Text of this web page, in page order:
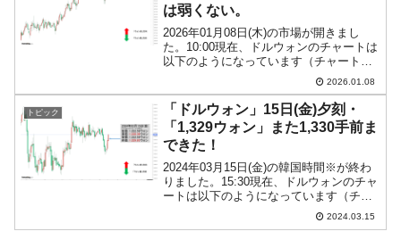
は弱くない。
2026年01月08日(木)の市場が開きまし
た。10:00現在、ドルウォンのチャートは
以下のようになっています（チャートは
『Investing.com』より引用）。これから
ローソク足の調整が入るでしょうが、前
日は陽線となり、本日はこれを受け...
2026.01.08
トピック
「ドルウォン」15日(金)夕刻・
「1,329ウォン」また1,330手前ま
できた！
2024年03月15日(金)の韓国時間※が終わ
りました。15:30現在、ドルウォンのチャ
ートは以下のようになっています（チャ
ートは『Investing.com』より引用）。驚
くほど陽線が伸びて、ウォン安方向に戻
2024.03.15